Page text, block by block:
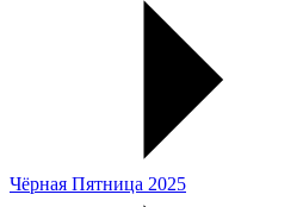
Чёрная Пятница 2025